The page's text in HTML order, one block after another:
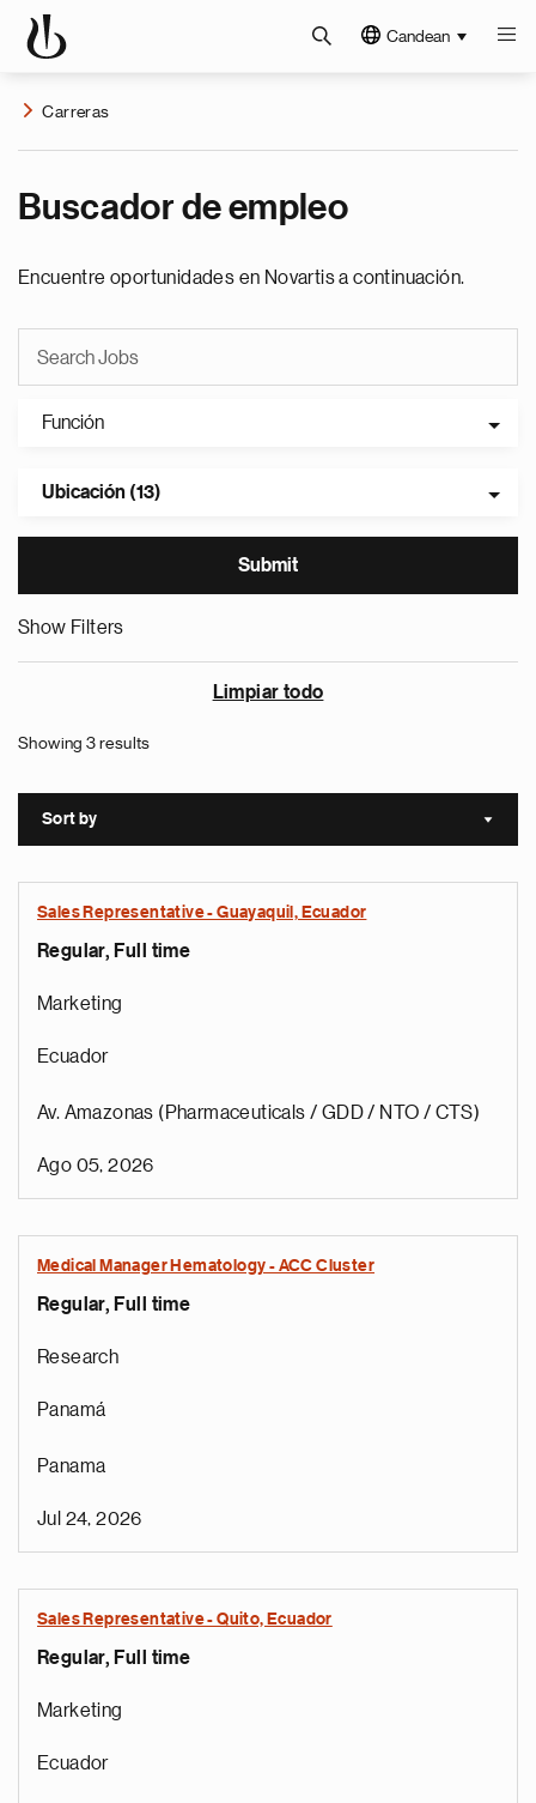
Candean
Carreras
Buscador de empleo
Encuentre oportunidades en Novartis a continuación.
Función
Ubicación (13)
Show Filters
Limpiar todo
Showing 3 results
Sort by Sort
Sales Representative - Guayaquil, Ecuador
Regular, Full time
Marketing
Ecuador
Av. Amazonas (Pharmaceuticals / GDD / NTO / CTS)
Ago 05, 2026
Medical Manager Hematology - ACC Cluster
Regular, Full time
Research
Panamá
Panama
Jul 24, 2026
Sales Representative - Quito, Ecuador
Regular, Full time
Marketing
Ecuador